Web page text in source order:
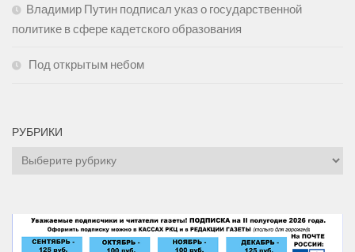
Владимир Путин подписал указ о государственной
политике в сфере кадетского образования
Под открытым небом
РУБРИКИ
Рубрики